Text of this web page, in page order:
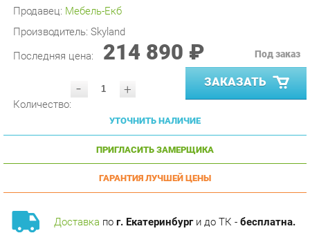
Производитель:Skyland
Последняя цена: 214 890 ₽
- ЗАКАЗАТЬ
УТОЧНИТЬ НАЛИЧИЕ
ПРИГЛАСИТЬ ЗАМЕРЩИКА
ГАРАНТИЯ ЛУЧШЕЙ ЦЕНЫ
Доставкапог. Екатеринбурги до ТК -бесплатна.